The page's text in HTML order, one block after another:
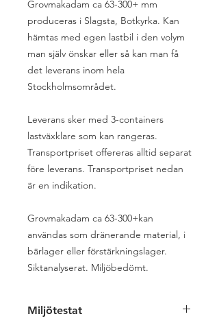
Grovmakadam ca 63-300+ mm
produceras i Slagsta, Botkyrka. Kan
hämtas med egen lastbil i den volym
man själv önskar eller så kan man få
det leverans inom hela
Stockholmsområdet.
Leverans sker med 3-containers
lastväxklare som kan rangeras.
Transportpriset offereras alltid separat
före leverans. Transportpriset nedan
är en indikation.
Grovmakadam ca 63-300+kan
användas som dränerande material, i
bärlager eller förstärkningslager.
Siktanalyserat. Miljöbedömt.
Miljötestat